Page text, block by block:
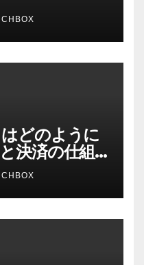
どのように
決済の仕組